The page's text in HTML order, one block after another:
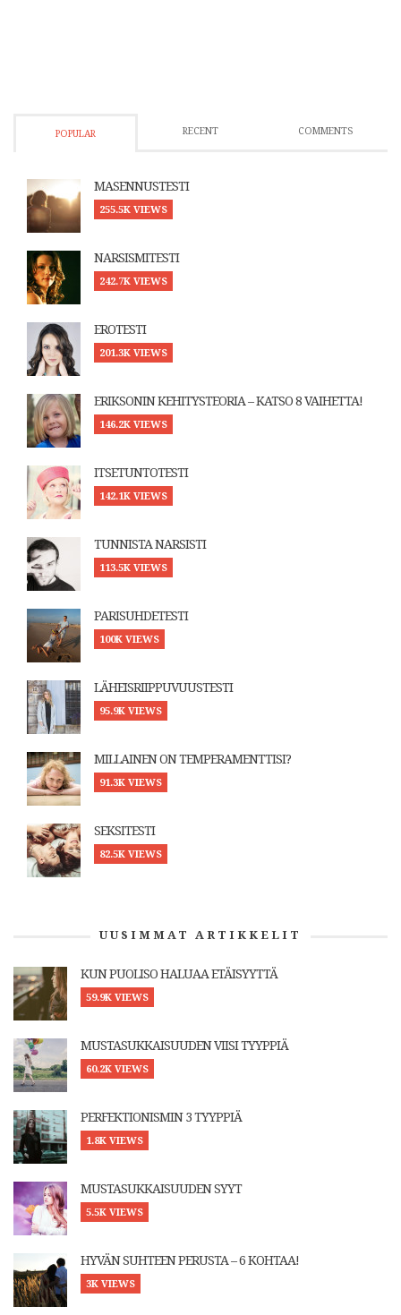
POPULAR RECENT COMMENTS
MASENNUSTESTI
255.5K VIEWS
NARSISMITESTI
242.7K VIEWS
EROTESTI
201.3K VIEWS
ERIKSONIN KEHITYSTEORIA – KATSO 8 VAIHETTA!
146.2K VIEWS
ITSETUNTOTESTI
142.1K VIEWS
TUNNISTA NARSISTI
113.5K VIEWS
PARISUHDETESTI
100K VIEWS
LÄHEISRIIPPUVUUSTESTI
95.9K VIEWS
MILLAINEN ON TEMPERAMENTTISI?
91.3K VIEWS
SEKSITESTI
82.5K VIEWS
UUSIMMAT ARTIKKELIT
KUN PUOLISO HALUAA ETÄISYYTTÄ
59.9K VIEWS
MUSTASUKKAISUUDEN VIISI TYYPPIÄ
60.2K VIEWS
PERFEKTIONISMIN 3 TYYPPIÄ
1.8K VIEWS
MUSTASUKKAISUUDEN SYYT
5.5K VIEWS
HYVÄN SUHTEEN PERUSTA – 6 KOHTAA!
3K VIEWS